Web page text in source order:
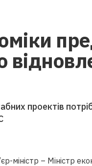
проектів
міністр – Міністр